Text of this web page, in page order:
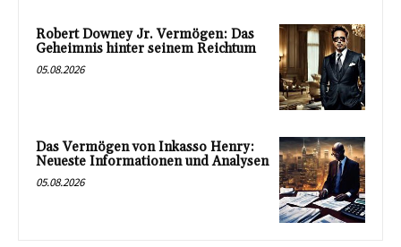
Robert Downey Jr. Vermögen: Das
Geheimnis hinter seinem Reichtum
05.08.2026
Das Vermögen von Inkasso Henry:
Neueste Informationen und Analysen
05.08.2026